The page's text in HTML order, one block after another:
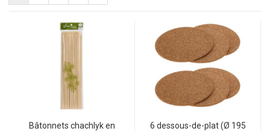
Bâtonnets chachlyk en
6 dessous-de-plat (Ø 195